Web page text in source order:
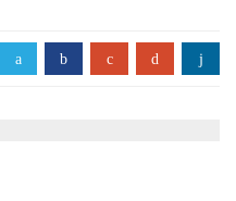
a b c d j